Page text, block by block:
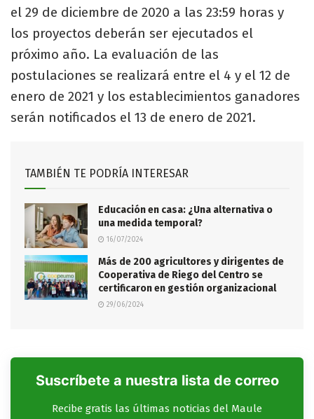
el 29 de diciembre de 2020 a las 23:59 horas y
los proyectos deberán ser ejecutados el
próximo año. La evaluación de las
postulaciones se realizará entre el 4 y el 12 de
enero de 2021 y los establecimientos ganadores
serán notificados el 13 de enero de 2021.
TAMBIÉN TE PODRÍA INTERESAR
Educación en casa: ¿Una alternativa o
una medida temporal?
16/07/2024
Más de 200 agricultores y dirigentes de
Cooperativa de Riego del Centro se
certificaron en gestión organizacional
29/06/2024
Suscríbete a nuestra lista de correo
Recibe gratis las últimas noticias del Maule